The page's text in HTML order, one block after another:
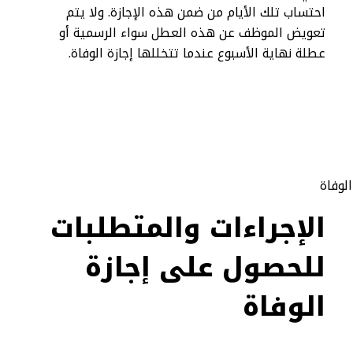
احتساب تلك الأيام من ضمن هذه الإجازة. ولا يتم
تعويض الموظف عن هذه العطل سواء الرسمية أو
عطلة نهاية الأسبوع عندما تتخللها إجازة الوفاة.
الإجراءات والمتطلبات
للحصول على إجازة
الوفاة